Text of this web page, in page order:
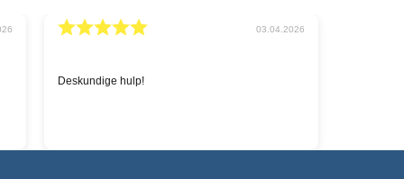
02.03.2026
Snelle service en goede prijzen.